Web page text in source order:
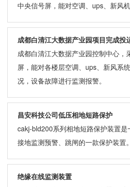
中央信号屏，能对空调、ups、新风
成都白清江大数据产业园项目完成投
成都白清江大数据产业园控制中心，
屏，能对各楼层空调、ups、新风系
况，设备故障进行监测报警。
昌安科技公司低压相地短路保护
cakj-bld200系列相地短路保护装置
接地监测预警、跳闸的一款保护装置。
绝缘在线监测装置